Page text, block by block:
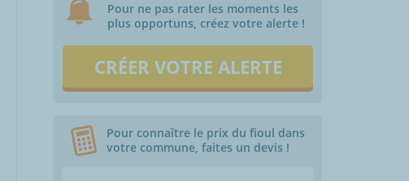
Pour ne pas rater les moments les
plus opportuns, créez votre alerte !
CRÉER VOTRE ALERTE
Pour connaître le prix du fioul dans
votre commune, faites un devis !